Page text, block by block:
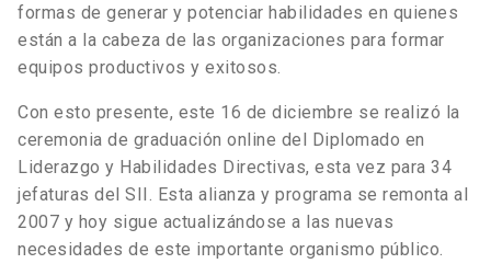
formas de generar y potenciar habilidades en quienes
están a la cabeza de las organizaciones para formar
equipos productivos y exitosos.
Con esto presente, este 16 de diciembre se realizó la
ceremonia de graduación online del Diplomado en
Liderazgo y Habilidades Directivas, esta vez para 34
jefaturas del SII. Esta alianza y programa se remonta al
2007 y hoy sigue actualizándose a las nuevas
necesidades de este importante organismo público.